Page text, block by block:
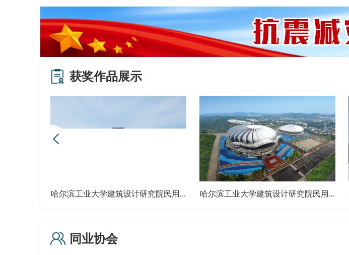
获奖作品展示
哈尔滨工业大学建筑设计研究院民用... 哈尔滨工业大学建筑设计研究院民用...
同业协会